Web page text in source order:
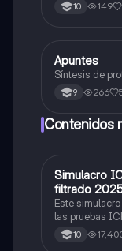
10 149
Biologia
Apuntes
Síntesis de
9 266
Contenidos
ICFES:
Simulacro
filtrado
Este
las pruebas
500/500. Y
quieras,
10